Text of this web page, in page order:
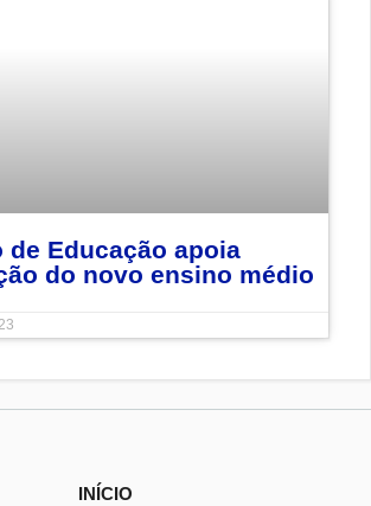
de Educação apoia
do novo ensino médio
INÍCIO